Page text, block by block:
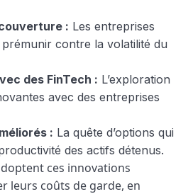
: Les entreprises
contre la volatilité du
des FinTech : L’exploration
avec des entreprises
: La quête d’options qui
des actifs détenus.
ces innovations
leurs coûts de garde, en